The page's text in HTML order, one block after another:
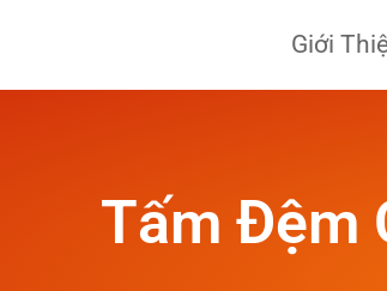
content
Giới
Tấm Đệm